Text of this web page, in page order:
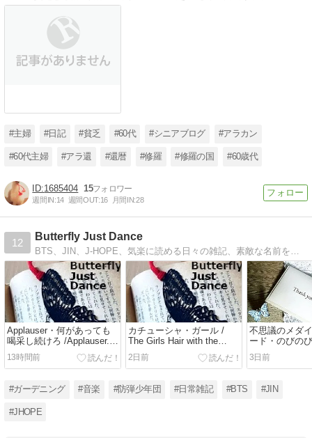
#主婦 #日記 #貧乏 #60代 #シニアブログ #アラカン
#60代主婦 #アラ還 #還暦 #修羅 #修羅の国 #60歳代
1685404 15
週間IN:14 週間OUT:16 月間IN:28
12
Butterfly Just Dance
Applauser・何があっても
喝采し続けろ /Applauser.
Applause must Goes on /
Sergeant Code Street / I
want to be what you saw in
13時間前
カチューシャ・ガール /
The Girls Hair with the
Flower Ornament. /
Sergeant Code Street
2日前
不思議のメダ
ード・のびの
Mysterious
Beautiful
Relaxed Sutra
me
3日前
#ガーデニング #音楽 #防弾少年団 #日常雑記 #BTS #JIN
#JHOPE